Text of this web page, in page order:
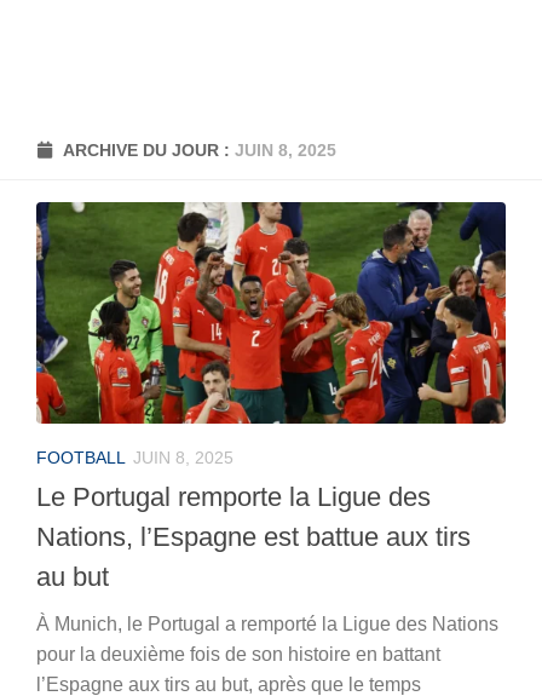
ARCHIVE DU JOUR : JUIN 8, 2025
FOOTBALL JUIN 8, 2025
Le Portugal remporte la Ligue des
Nations, l’Espagne est battue aux tirs
au but
À Munich, le Portugal a remporté la Ligue des Nations
pour la deuxième fois de son histoire en battant
l’Espagne aux tirs au but, après que le temps